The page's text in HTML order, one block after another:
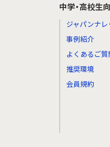
中学・高校生
ジャパンナ
事例紹介
よくあるご質
推奨環境
会員規約